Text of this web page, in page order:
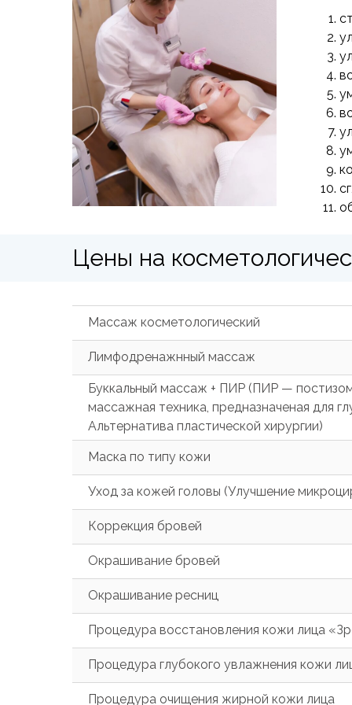
Цены на
Массаж косметологический
Лимфодренажнный массаж
Буккальный массаж + ПИР (ПИР —
массажная техника, предназначеная для
Альтернатива пластической хирургии)
Маска по типу кожи
Уход за кожей головы (Улучшение
Коррекция бровей
Окрашивание бровей
Окрашивание ресниц
Процедура восстановления кожи лица
Процедура глубокого увлажнения кожи
Процедура очищения жирной кожи лица